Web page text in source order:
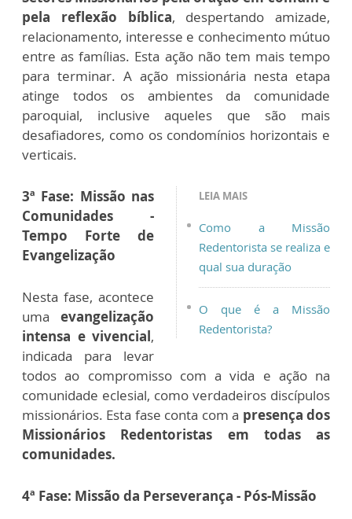
pela reflexão bíblica, despertando amizade,
relacionamento, interesse e conhecimento mútuo
entre as famílias. Esta ação não tem mais tempo
para terminar. A ação missionária nesta etapa
atinge todos os ambientes da comunidade
paroquial, inclusive aqueles que são mais
desafiadores, como os condomínios horizontais e
verticais.
LEIA MAIS
Como a Missão
Redentorista se realiza e
qual sua duração
O que é a Missão
Redentorista?
3ª Fase: Missão nas
Comunidades -
Tempo Forte de
Evangelização
Nesta fase, acontece
uma evangelização
intensa e vivencial,
indicada para levar
todos ao compromisso com a vida e ação na
comunidade eclesial, como verdadeiros discípulos
missionários. Esta fase conta com a presença dos
Missionários Redentoristas em todas as
comunidades.
4ª Fase: Missão da Perseverança - Pós-Missão